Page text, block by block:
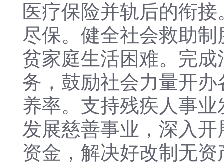
医疗保险并轨后的衔
尽保。健全社会救助
贫家庭生活困难。完
务，鼓励社会力量开
养率。支持残疾人事
发展慈善事业，深入
资金，解决好改制无